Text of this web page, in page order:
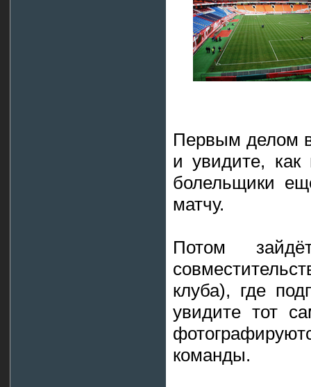
Первым делом
и увидите, как
болельщики
матчу.
Потом
клуба), где
увидите тот
команды.